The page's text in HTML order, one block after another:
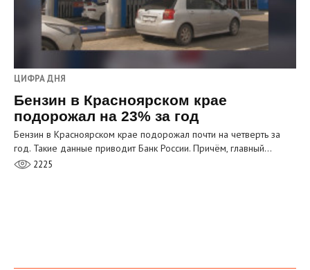
ЦИФРА ДНЯ
Бензин в Красноярском крае
подорожал на 23% за год
Бензин в Красноярском крае подорожал почти на четверть за
год. Такие данные приводит Банк России. Причём, главный…
2225